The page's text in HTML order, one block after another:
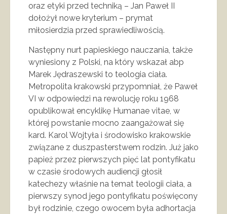
oraz etyki przed techniką – Jan Paweł II
dołożył nowe kryterium – prymat
miłosierdzia przed sprawiedliwością.
Następny nurt papieskiego nauczania, także
wyniesiony z Polski, na który wskazał abp
Marek Jędraszewski to teologia ciała.
Metropolita krakowski przypomniał, że Paweł
VI w odpowiedzi na rewolucję roku 1968
opublikował encyklikę Humanae vitae, w
której powstanie mocno zaangażował się
kard. Karol Wojtyła i środowisko krakowskie
związane z duszpasterstwem rodzin. Już jako
papież przez pierwszych pięć lat pontyfikatu
w czasie środowych audiencji głosił
katechezy właśnie na temat teologii ciała, a
pierwszy synod jego pontyfikatu poświęcony
był rodzinie, czego owocem była adhortacja